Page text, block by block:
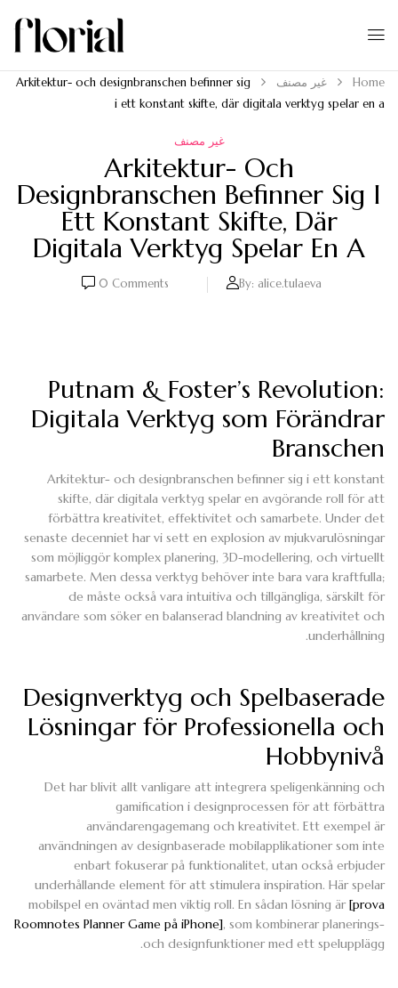
Home غير مصنف
Arkitektur- och designbranschen befinner sig
i ett konstant skifte, där digitala verktyg spelar en a
غير مصنف
Arkitektur- Och
Designbranschen Befinner Sig I
Ett Konstant Skifte, Där
Digitala Verktyg Spelar En A
By: alice.tulaeva
0 Comments
Putnam & Foster’s Revolution:
Digitala Verktyg som Förändrar
Branschen
Arkitektur- och designbranschen befinner sig i ett konstant
skifte, där digitala verktyg spelar en avgörande roll för att
förbättra kreativitet, effektivitet och samarbete. Under det
senaste decenniet har vi sett en explosion av mjukvarulösningar
som möjliggör komplex planering, 3D-modellering, och virtuellt
samarbete. Men dessa verktyg behöver inte bara vara kraftfulla;
de måste också vara intuitiva och tillgängliga, särskilt för
användare som söker en balanserad blandning av kreativitet och
underhållning.
Designverktyg och Spelbaserade
Lösningar för Professionella och
Hobbynivå
Det har blivit allt vanligare att integrera speligenkänning och
gamification i designprocessen för att förbättra
användarengagemang och kreativitet. Ett exempel är
användningen av designbaserade mobilapplikationer som inte
enbart fokuserar på funktionalitet, utan också erbjuder
underhållande element för att stimulera inspiration. Här spelar
mobilspel en oväntad men viktig roll. En sådan lösning är[prova
Roomnotes Planner Game på iPhone], som kombinerar planerings-
och designfunktioner med ett spelupplägg.